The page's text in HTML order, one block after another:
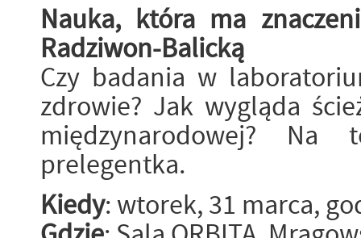
Nauka, która ma
Radziwon-Balicką
Czy badania w
zdrowie? Jak wygląda
międzynarodowej?
prelegentka.
Kiedy: wtorek, 31 marca,